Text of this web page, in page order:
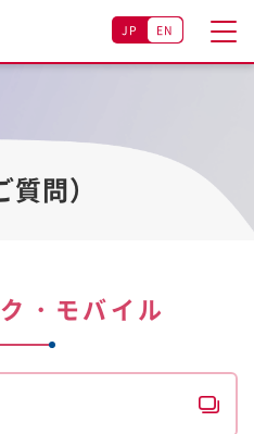
JP EN
問）
・モバイル